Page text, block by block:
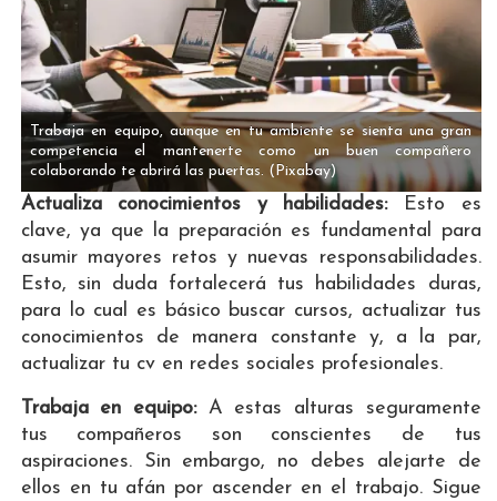
Trabaja en equipo, aunque en tu ambiente se sienta una gran
competencia el mantenerte como un buen compañero
colaborando te abrirá las puertas. (Pixabay)
Actualiza conocimientos y habilidades:
Esto es
clave, ya que la preparación es fundamental para
asumir mayores retos y nuevas responsabilidades.
Esto, sin duda fortalecerá tus habilidades duras,
para lo cual es básico buscar cursos, actualizar tus
conocimientos de manera constante y, a la par,
actualizar tu cv en redes sociales profesionales.
Trabaja en equipo: A estas alturas seguramente
tus compañeros son conscientes de tus
aspiraciones. Sin embargo, no debes alejarte de
ellos en tu afán por ascender en el trabajo. Sigue